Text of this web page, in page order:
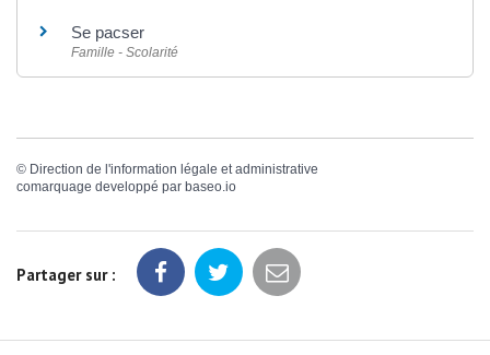
Se pacser
Famille - Scolarité
© Direction de l'information légale et administrative
comarquage developpé par baseo.io
Partager sur :